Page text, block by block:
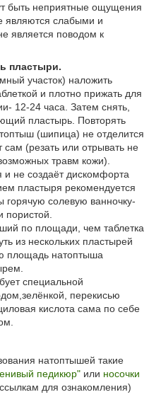
быть неприятные ощущения
являются слабыми и
является поводом к
пластыри.
участок) наложить
и плотно прижать для
12-24 часа. Затем снять,
пластырь. Повторять
(шипица) не отделится
(резать или отрывать не
травм кожи).
не создаёт дискомфорта
пластыря рекомендуется
горячую солевую ванночку-
пористой.
по площади, чем таблетка
из нескольких пластырей
площадь натоптыша
специальной
перекисью
кислота сама по себе
натоптышей такие
педикюр" или носочки
для ознакомления)